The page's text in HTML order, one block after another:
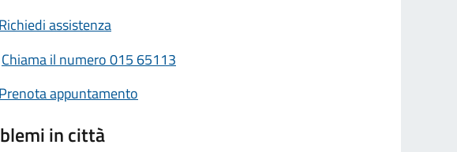
Richiedi assistenza
Chiama il numero 015 65113
Prenota appuntamento
in città